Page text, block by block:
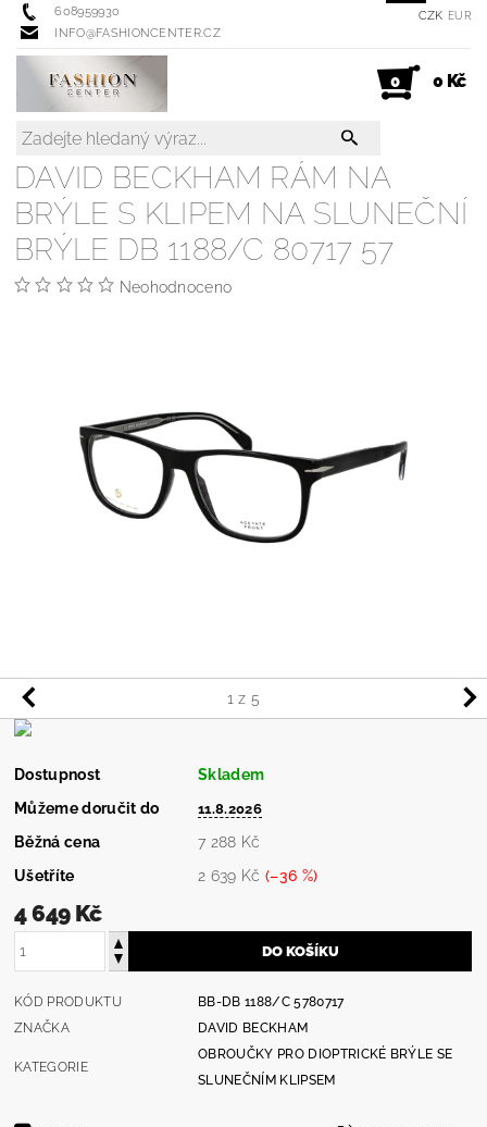
608959930
INFO@FASHIONCENTER.CZ
CZK EUR
0 0 Kč
1 z 5
DAVID BECKHAM RÁM NA
BRÝLE S KLIPEM NA SLUNEČNÍ
BRÝLE DB 1188/C 80717 57
Neohodnoceno
Dostupnost
Skladem
Můžeme doručit do
11.8.2026
Běžná cena
7 288 Kč
Ušetříte
2 639 Kč (–36 %)
4 649 Kč
KÓD PRODUKTU
BB-DB 1188/C 5780717
ZNAČKA
DAVID BECKHAM
KATEGORIE
OBROUČKY PRO DIOPTRICKÉ BRÝLE SE
SLUNEČNÍM KLIPSEM